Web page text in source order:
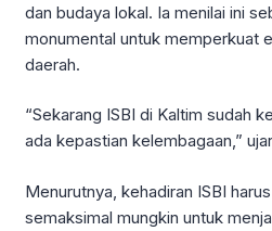
dan budaya lokal. Ia menilai ini
monumental untuk memperkuat
daerah.
“Sekarang ISBI di Kaltim sudah
ada kepastian kelembagaan,”
Menurutnya, kehadiran ISBI
semaksimal mungkin untuk